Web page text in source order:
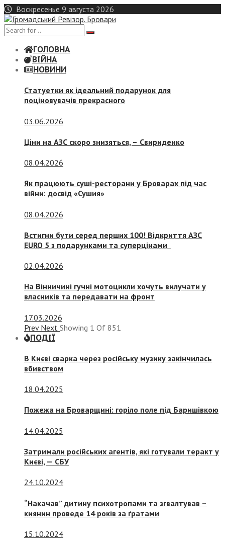
Skip
to
content
Воскресенье 9 августа 2026
ГОЛОВНА
ВІЙНА
НОВИНИ
Статуетки як ідеальний подарунок для
поціновувачів прекрасного
03.06.2026
Ціни на АЗС скоро знизяться, – Свириденко
08.04.2026
Як працюють суші-ресторани у Броварах під час
війни: досвід «Сушия»
08.04.2026
Встигни бути серед перших 100! Відкриття АЗС
EURO 5 з подарунками та суперцінами
02.04.2026
На Вінничині гучні мотоцикли хочуть вилучати у
власників та передавати на фронт
17.03.2026
Prev Next Showing 1 Of 851
ПОДІЇ
В Києві сварка через російську музику закінчилась
вбивством
18.04.2025
Пожежа на Броварщині: горіло поле під Баришівкою
14.04.2025
Затримали російських агентів, які готували теракт у
Києві, — СБУ
24.10.2024
“Накачав” дитину психотропами та згвалтував –
киянин проведе 14 років за ґратами
15.10.2024